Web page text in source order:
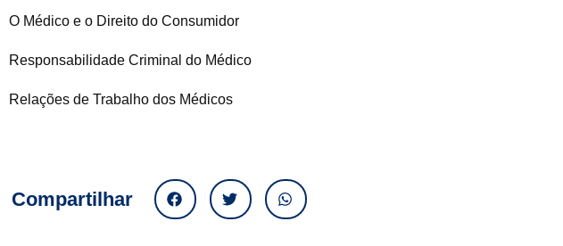
O Médico e o Direito do Consumidor
Responsabilidade Criminal do Médico
Relações de Trabalho dos Médicos
Compartilhar